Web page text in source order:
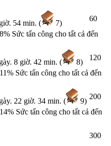
54 min. ( 7)
60
Sức tấn công cho tất cả đến
8 giờ. 42 min. ( 8)
120
Sức tấn công cho tất cả đến
22 giờ. 34 min. ( 9)
200
Sức tấn công cho tất cả đến
300